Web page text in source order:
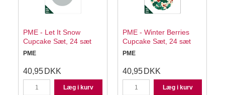
PME - Let It Snow
Cupcake Sæt, 24 sæt
PME
40,95 DKK
Læg i kurv
PME - Winter Berries
Cupcake Sæt, 24 sæt
PME
40,95 DKK
Læg i kurv